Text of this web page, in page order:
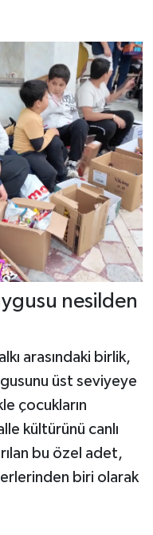
nesilden
arasındaki birlik,
üst seviyeye
çocukların
kültürünü canlı
bu özel adet,
biri olarak